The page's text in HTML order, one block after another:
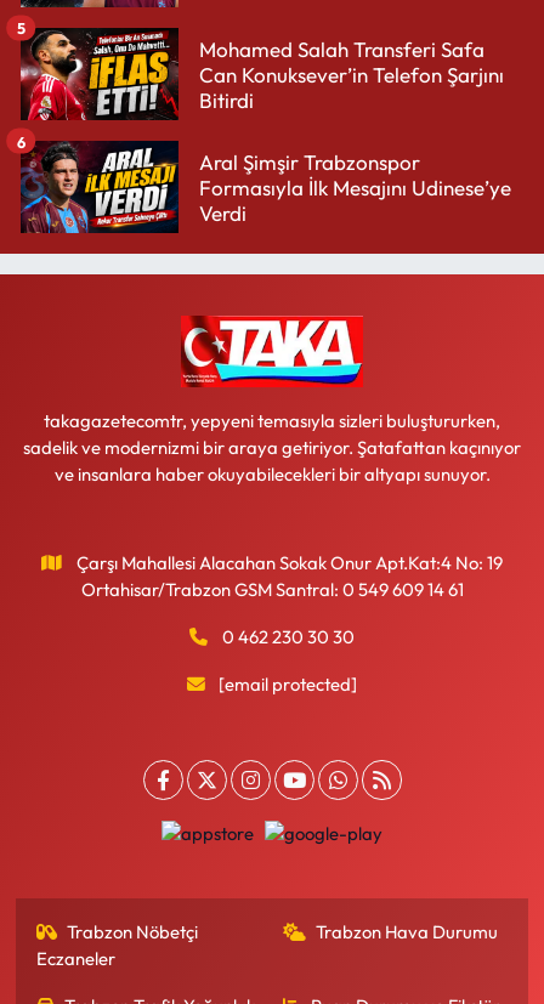
Mohamed Salah Transferi Safa
Can Konuksever’in Telefon Şarjını
Bitirdi
5
Aral Şimşir Trabzonspor
Formasıyla İlk Mesajını Udinese’ye
Verdi
6
takagazetecomtr, yepyeni temasıyla sizleri buluştururken,
sadelik ve modernizmi bir araya getiriyor. Şatafattan kaçınıyor
ve insanlara haber okuyabilecekleri bir altyapı sunuyor.
Çarşı Mahallesi Alacahan Sokak Onur Apt.Kat:4 No: 19
Ortahisar/Trabzon GSM Santral: 0 549 609 14 61
0 462 230 30 30
[email protected]
Trabzon Nöbetçi
Eczaneler
Trabzon Hava Durumu